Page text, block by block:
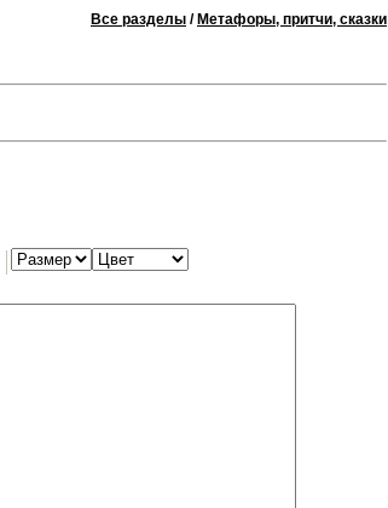
Все разделы / Метафоры, притчи, сказки